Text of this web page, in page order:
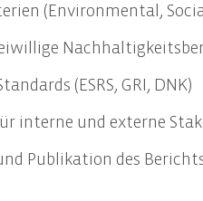
(Environmental,
(ESRS, GRI, DNK)
interne und externe
des Berichts